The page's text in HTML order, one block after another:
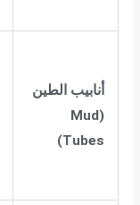
أنابيب الطين
(Mud
Tubes)